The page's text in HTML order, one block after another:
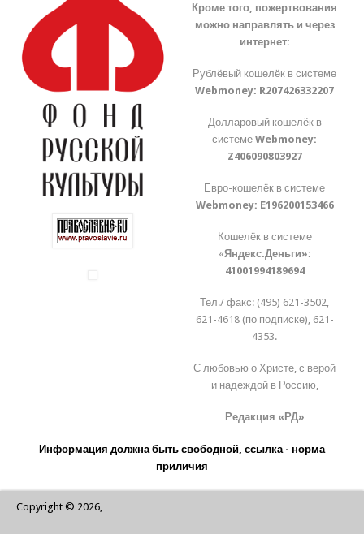
Кроме того, пожертвования
можно направлять и через
интернет:
Рублёвый кошелёк в системе
Webmoney: R207426332207
Долларовый кошелёк в
системеWebmoney:
Z406090803927
Евро-кошелёк в системе
Webmoney: E196200153466
Кошелёк в системе
«Яндекс.Деньги»:
41001994189694
Тел./ факс: (495) 621-3502,
621-4618 (по подписке), 621-
4353.
С любовью о Христе, с верой
и надеждой в Россию,
Редакция «РД»
Информация должна быть свободной, ссылка - норма
приличия
Copyright © 2026,